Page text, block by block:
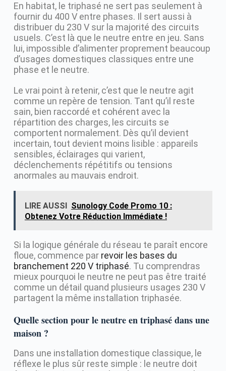
En habitat, le triphasé ne sert pas seulement à
fournir du 400 V entre phases. Il sert aussi à
distribuer du 230 V sur la majorité des circuits
usuels. C’est là que le neutre entre en jeu. Sans
lui, impossible d’alimenter proprement beaucoup
d’usages domestiques classiques entre une
phase et le neutre.
Le vrai point à retenir, c’est que le neutre agit
comme un repère de tension. Tant qu’il reste
sain, bien raccordé et cohérent avec la
répartition des charges, les circuits se
comportent normalement. Dès qu’il devient
incertain, tout devient moins lisible : appareils
sensibles, éclairages qui varient,
déclenchements répétitifs ou tensions
anormales au mauvais endroit.
LIRE AUSSI
Sunology Code Promo 10 :
Obtenez Votre Réduction Immédiate !
Si la logique générale du réseau te paraît encore
floue, commence par revoir les bases du
branchement 220 V triphasé. Tu comprendras
mieux pourquoi le neutre ne peut pas être traité
comme un détail quand plusieurs usages 230 V
partagent la même installation triphasée.
Quelle section pour le neutre en triphasé dans une
maison ?
Dans une installation domestique classique, le
réflexe le plus sûr reste simple : le neutre doit